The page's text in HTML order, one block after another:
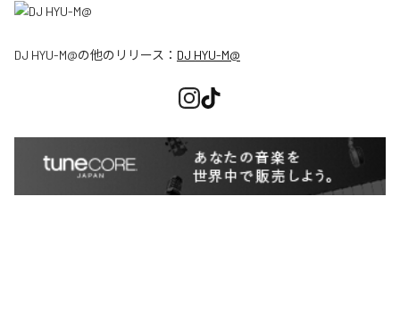
DJ HYU-M@の他のリリース： DJ HYU-M@